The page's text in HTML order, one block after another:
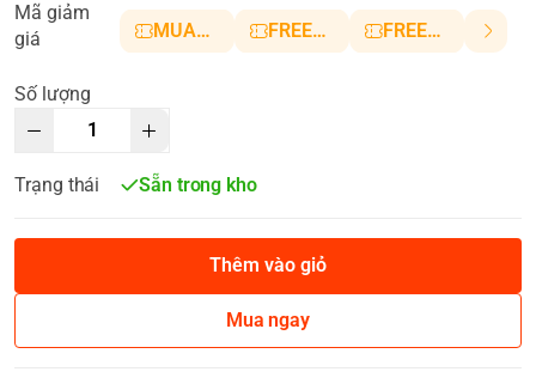
Mã giảm
giá
MUANHANH01 FREESHIP5 FREESHIP10
Số lượng
Trạng thái Sẵn trong kho
Thêm vào giỏ
Mua ngay